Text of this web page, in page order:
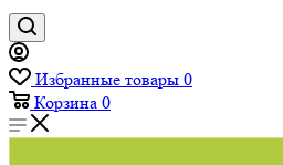
Избранные товары 0
Корзина 0